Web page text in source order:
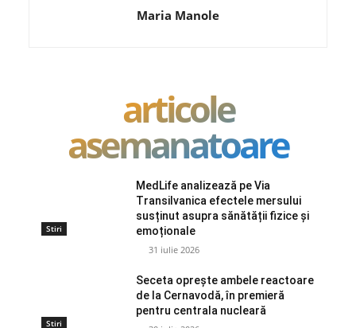
Maria Manole
articole
asemanatoare
Stiri
MedLife analizează pe Via
Transilvanica efectele mersului
susținut asupra sănătății fizice și
emoționale
31 iulie 2026
Stiri
Seceta oprește ambele reactoare
de la Cernavodă, în premieră
pentru centrala nucleară